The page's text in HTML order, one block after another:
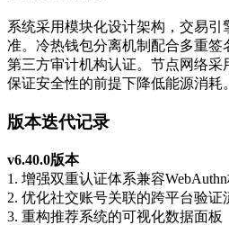
系统采用模块化设计架构，交易引
准。冷热钱包分离机制配合多重签
第三方审计机构认证。节点网络采
保证安全性的前提下降低能源消耗。
版本迭代记录
v6.40.0版本
1. 增强双重认证体系兼容
2. 优化社交账号关联的跨平台验证
3. 重构推荐系统的可视化数据面板